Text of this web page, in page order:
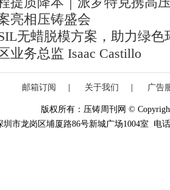
亮相压铸盛会
无蜡脱模方案，助力绿
业务总监 Isaac Castillo
邮箱订阅 关于我们 广告
版权所有：压铸周刊网 ©
圳市龙岗区埔厦路86号新城广场1004室 电